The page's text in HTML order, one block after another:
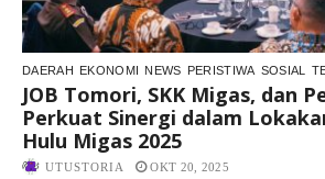
DAERAH EKONOMI NEWS PERISTIWA SOSIAL
JOB Tomori, SKK Migas, dan
Perkuat Sinergi dalam
Hulu Migas 2025
UTUSTORIA OKT 20, 2025